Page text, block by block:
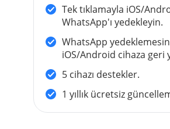
Tek tıklamayla iOS/
WhatsApp'ı yedekleyin.
WhatsApp
iOS/Android cihaza geri
5 cihazı destekler.
1 yıllık ücretsiz